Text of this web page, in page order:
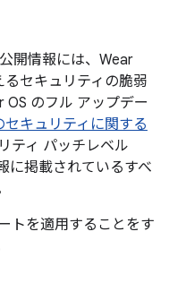
開情報には、Wear
セキュリティの脆弱
OS のフル アップデー
キュリティに関する
ティ パッチレベル
に掲載されているすべ
トを適用することをす